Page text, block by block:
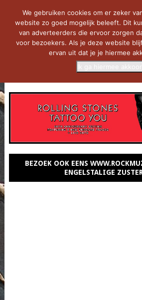
BEZOEK OOK EENS
ENGELSTALIGE
We gebruiken cookies om er zeker
website zo goed mogelijk beleeft. Dit
van adverteerders die ervoor zorgen
voor bezoekers. Als je deze website
ervan uit dat je je hiermee
Ik ga hiermee